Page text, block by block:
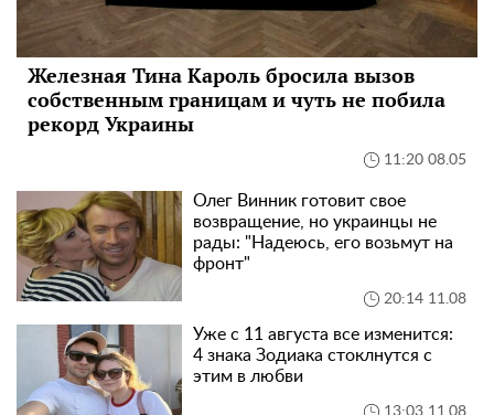
Железная Тина Кароль бросила вызов
собственным границам и чуть не побила
рекорд Украины
11:20 08.05
Олег Винник готовит свое
возвращение, но украинцы не
рады: "Надеюсь, его возьмут на
фронт"
20:14 11.08
Уже с 11 августа все изменится:
4 знака Зодиака стоклнутся с
этим в любви
13:03 11.08